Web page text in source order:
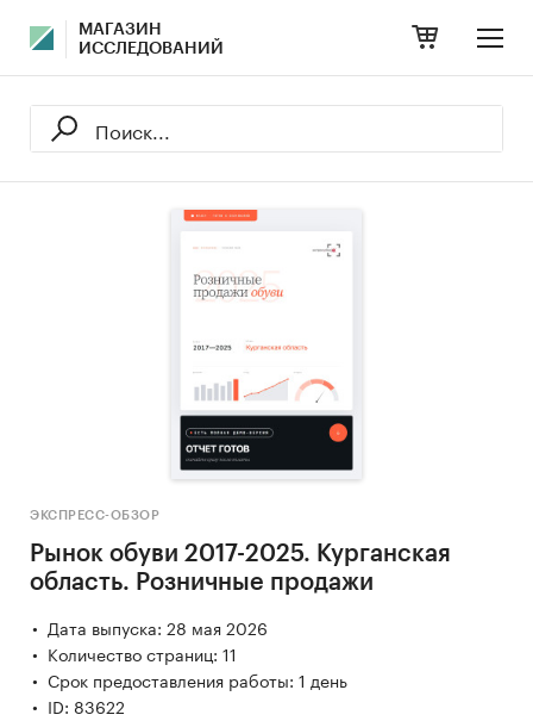
МАГАЗИН
ИССЛЕДОВАНИЙ
ЭКСПРЕСС-ОБЗОР
Рынок обуви 2017-2025. Курганская
область. Розничные продажи
Дата выпуска: 28 мая 2026
Количество страниц: 11
Срок предоставления работы: 1 день
ID: 83622